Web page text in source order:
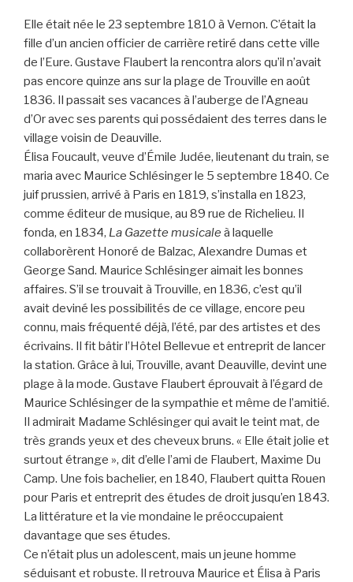
Elle était née le 23 septembre 1810 à Vernon. C’était la
fille d’un ancien officier de carrière retiré dans cette ville
de l’Eure. Gustave Flaubert la rencontra alors qu’il n’avait
pas encore quinze ans sur la plage de Trouville en août
1836. Il passait ses vacances à l’auberge de l’Agneau
d’Or avec ses parents qui possédaient des terres dans le
village voisin de Deauville.
Élisa Foucault, veuve d’Émile Judée, lieutenant du train, se
maria avec Maurice Schlésinger le 5 septembre 1840. Ce
juif prussien, arrivé à Paris en 1819, s’installa en 1823,
comme éditeur de musique, au 89 rue de Richelieu. Il
fonda, en 1834, La Gazette musicale à laquelle
collaborèrent Honoré de Balzac, Alexandre Dumas et
George Sand. Maurice Schlésinger aimait les bonnes
affaires. S’il se trouvait à Trouville, en 1836, c’est qu’il
avait deviné les possibilités de ce village, encore peu
connu, mais fréquenté déjà, l’été, par des artistes et des
écrivains. Il fit bâtir l’Hôtel Bellevue et entreprit de lancer
la station. Grâce à lui, Trouville, avant Deauville, devint une
plage à la mode. Gustave Flaubert éprouvait à l’égard de
Maurice Schlésinger de la sympathie et même de l’amitié.
Il admirait Madame Schlésinger qui avait le teint mat, de
très grands yeux et des cheveux bruns. « Elle était jolie et
surtout étrange », dit d’elle l’ami de Flaubert, Maxime Du
Camp. Une fois bachelier, en 1840, Flaubert quitta Rouen
pour Paris et entreprit des études de droit jusqu’en 1843.
La littérature et la vie mondaine le préoccupaient
davantage que ses études.
Ce n’était plus un adolescent, mais un jeune homme
séduisant et robuste. Il retrouva Maurice et Élisa à Paris